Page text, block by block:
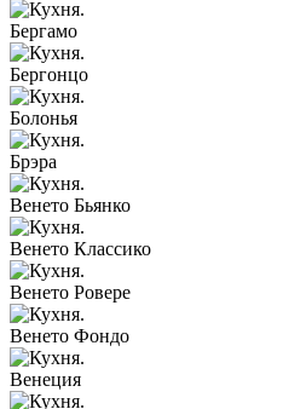
Бергамо
Бергонцо
Болонья
Брэра
Венето Бьянко
Венето Классико
Венето Ровере
Венето Фондо
Венеция